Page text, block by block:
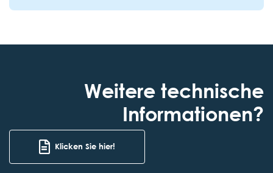
Weitere technische
Informationen?
Klicken Sie hier!